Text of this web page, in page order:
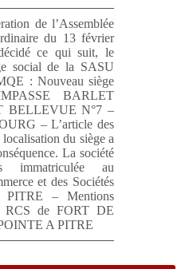
de l’Assemblée
du 13 février
ce qui suit, le
social de la SASU
: Nouveau siège
BARLET
BELLEVUE N°7 –
– L’article des
du siège a
La société
immatriculée au
et des Sociétés
– Mentions
RCS de FORT DE
A PITRE